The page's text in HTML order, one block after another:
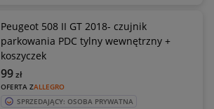
Peugeot 508 II GT 2018- czujnik
parkowania PDC tylny wewnętrzny +
koszyczek
OFERTA ZALLEGRO
99zł
SPRZEDAJĄCY: OSOBA PRYWATNA